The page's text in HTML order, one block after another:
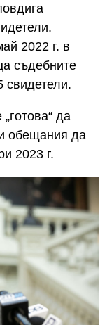
2022 г. в
съдебните
свидетели.
да
обещания да
2023 г.